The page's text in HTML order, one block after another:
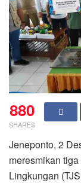
880
SHARES
Jeneponto, 2
meresmikan
Lingkungan